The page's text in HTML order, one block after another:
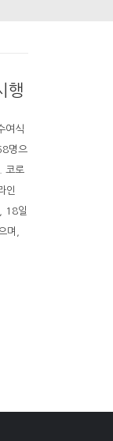
행
여식
명으
코로
인
18일
며,